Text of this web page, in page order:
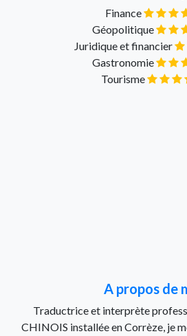
Finance
Géopolitique
Juridique et financier
Gastronomie
Tourisme
A propos de
Traductrice et interprète
CHINOIS installée en Corrèze, je